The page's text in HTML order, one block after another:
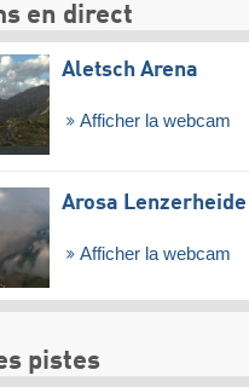
en direct
Aletsch Arena
Afficher la webcam
Arosa Lenzerheide
Afficher la webcam
pistes